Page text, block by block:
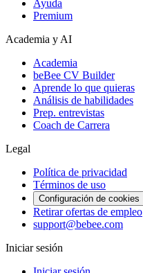
Ayuda
Premium
Academia y AI
Academia
beBee CV Builder
Aprende lo que quieras
Análisis de habilidades
Prep. entrevistas
Coach de Carrera
Legal
Política de privacidad
Términos de uso
Configuración de cookies
Retirar ofertas de empleo
support@bebee.com
Iniciar sesión